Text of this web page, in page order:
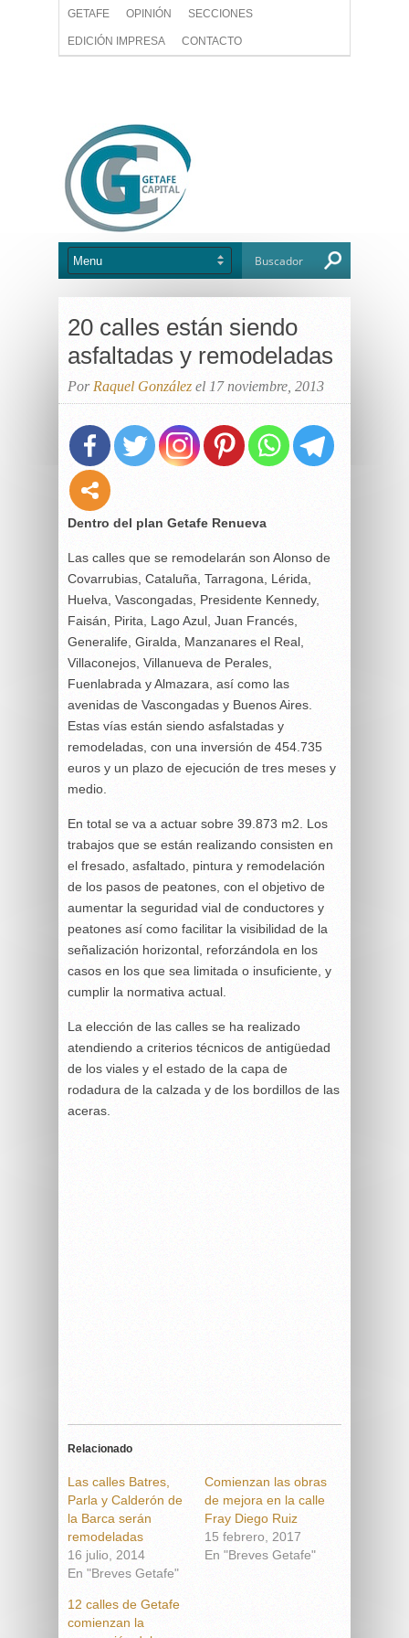
GETAFE OPINIÓN SECCIONES
EDICIÓN IMPRESA CONTACTO
20 calles están siendo
asfaltadas y remodeladas
Por Raquel González el 17 noviembre, 2013
Dentro del plan Getafe Renueva
Las calles que se remodelarán son Alonso de
Covarrubias, Cataluña, Tarragona, Lérida,
Huelva, Vascongadas, Presidente Kennedy,
Faisán, Pirita, Lago Azul, Juan Francés,
Generalife, Giralda, Manzanares el Real,
Villaconejos, Villanueva de Perales,
Fuenlabrada y Almazara, así como las
avenidas de Vascongadas y Buenos Aires.
Estas vías están siendo asfalstadas y
remodeladas, con una inversión de 454.735
euros y un plazo de ejecución de tres meses y
medio.
En total se va a actuar sobre 39.873 m2. Los
trabajos que se están realizando consisten en
el fresado, asfaltado, pintura y remodelación
de los pasos de peatones, con el objetivo de
aumentar la seguridad vial de conductores y
peatones así como facilitar la visibilidad de la
señalización horizontal, reforzándola en los
casos en los que sea limitada o insuficiente, y
cumplir la normativa actual.
La elección de las calles se ha realizado
atendiendo a criterios técnicos de antigüedad
de los viales y el estado de la capa de
rodadura de la calzada y de los bordillos de las
aceras.
Relacionado
Las calles Batres,
Parla y Calderón de
la Barca serán
remodeladas
16 julio, 2014
En "Breves Getafe"
Comienzan las obras
de mejora en la calle
Fray Diego Ruiz
15 febrero, 2017
En "Breves Getafe"
12 calles de Getafe
comienzan la